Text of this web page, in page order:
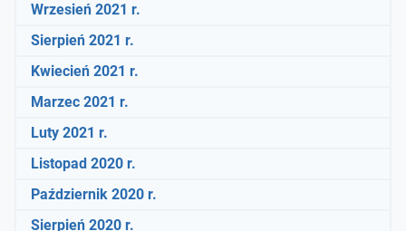
Wrzesień 2021 r.
Sierpień 2021 r.
Kwiecień 2021 r.
Marzec 2021 r.
Luty 2021 r.
Listopad 2020 r.
Październik 2020 r.
Sierpień 2020 r.